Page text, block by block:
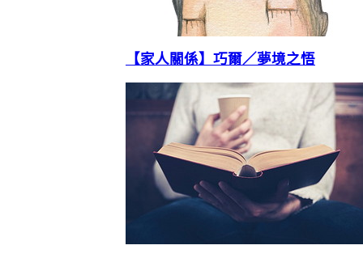
【家人關係】巧爾／夢境之悟